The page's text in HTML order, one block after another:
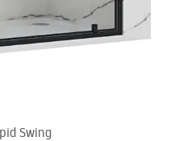
Swing